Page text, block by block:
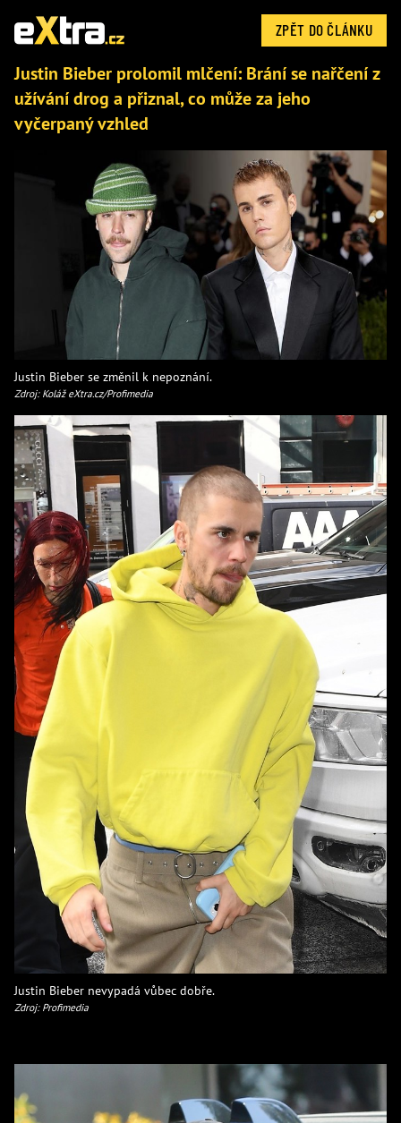
ZPĚT DO ČLÁNKU
Justin Bieber prolomil mlčení: Brání se nařčení z
užívání drog a přiznal, co může za jeho
vyčerpaný vzhled
Justin Bieber se změnil k nepoznání.
Zdroj: Koláž eXtra.cz/Profimedia
Justin Bieber nevypadá vůbec dobře.
Zdroj: Profimedia